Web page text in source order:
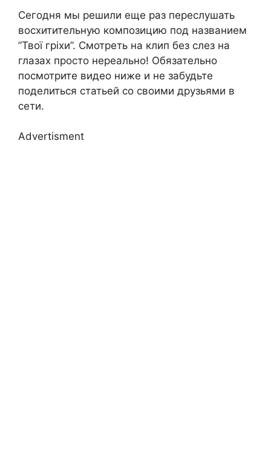
Сегодня мы решили еще раз переслушать
восхитительную композицию под названием
”Твої гріхи”. Смотреть на клип без слез на
глазах просто нереально! Обязательно
посмотрите видео ниже и не забудьте
поделиться статьей со своими друзьями в
сети.
Advertisment